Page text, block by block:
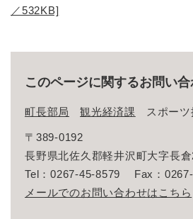
／532KB]
このページに関するお問い
町長部局 観光経済課 スポー
〒389-0192
長野県北佐久郡軽井沢町大字長
Tel：0267-45-8579
Fax：
メールでのお問い合わせはこちら